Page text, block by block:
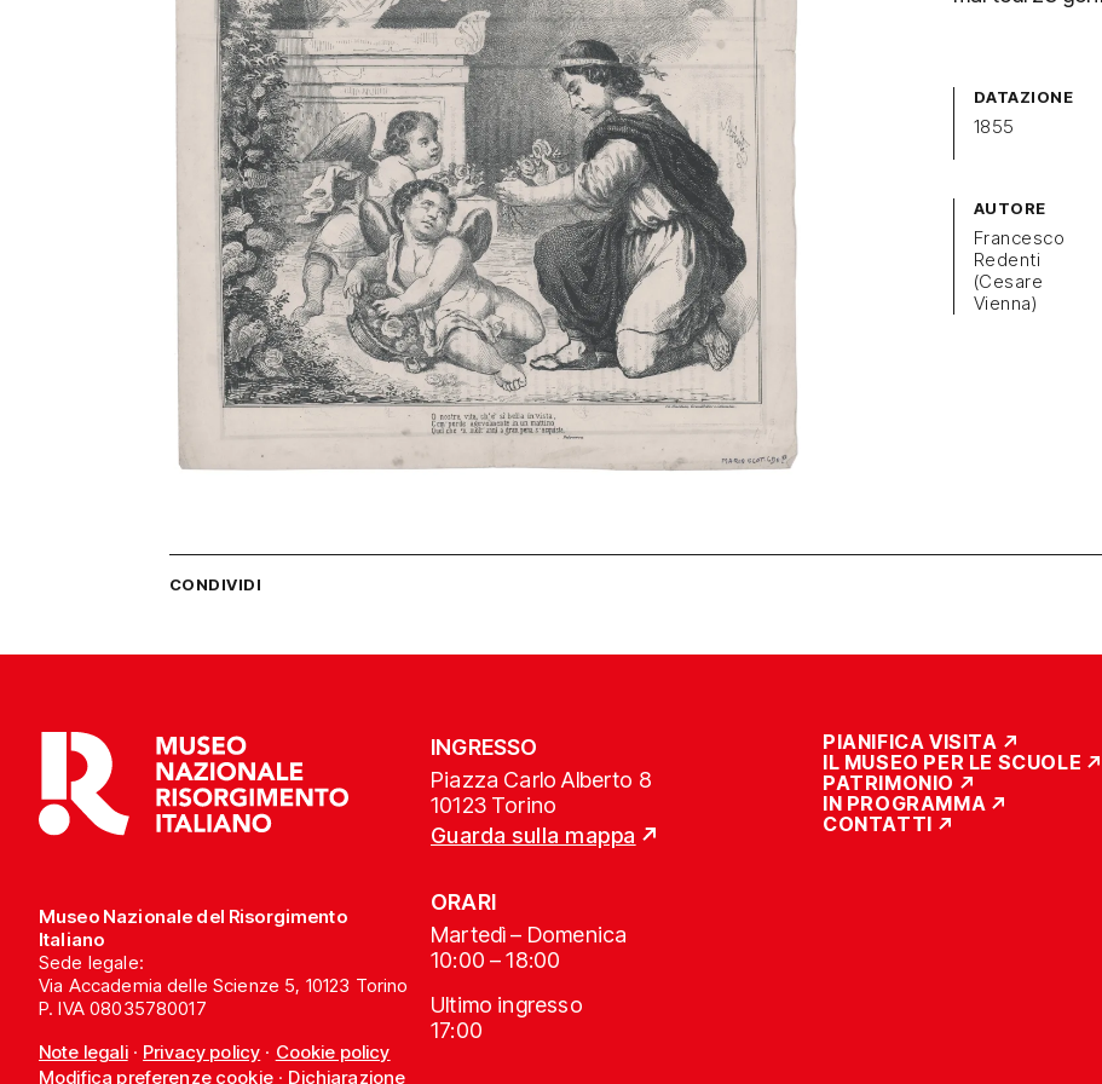
DATAZIONE
1855
AUTORE
Francesco
Redenti
(Cesare
Vienna)
CONDIVIDI
Museo Nazionale del Risorgimento
Italiano
Sede legale:
Via Accademia delle Scienze 5, 10123 Torino
P. IVA 08035780017
Note legali· Privacy policy · Cookie policy
Modifica preferenze cookie· Dichiarazione
INGRESSO
Piazza Carlo Alberto 8
10123 Torino
Guarda sulla mappa
ORARI
Martedì – Domenica
10:00 – 18:00
Ultimo ingresso
17:00
PIANIFICA VISITA
IL MUSEO PER LE SCUOLE
PATRIMONIO
IN PROGRAMMA
CONTATTI